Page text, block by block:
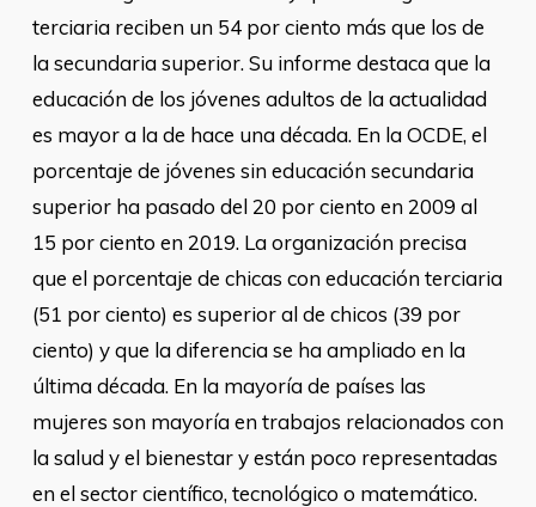
terciaria reciben un 54 por ciento más que los de
la secundaria superior. Su informe destaca que la
educación de los jóvenes adultos de la actualidad
es mayor a la de hace una década. En la OCDE, el
porcentaje de jóvenes sin educación secundaria
superior ha pasado del 20 por ciento en 2009 al
15 por ciento en 2019. La organización precisa
que el porcentaje de chicas con educación terciaria
(51 por ciento) es superior al de chicos (39 por
ciento) y que la diferencia se ha ampliado en la
última década. En la mayoría de países las
mujeres son mayoría en trabajos relacionados con
la salud y el bienestar y están poco representadas
en el sector científico, tecnológico o matemático.